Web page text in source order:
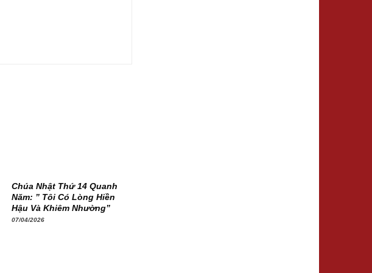
Chúa Nhật Thứ 14 Quanh
Năm: ” Tôi Có Lòng Hiền
Hậu Và Khiêm Nhường”
07/04/2026